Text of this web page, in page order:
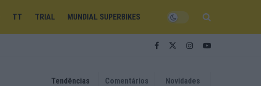
TT TRIAL MUNDIAL SUPERBIKES
Tendências Comentários Novidades